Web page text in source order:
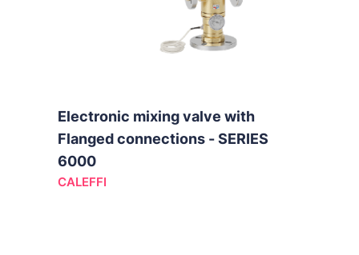
Electronic mixing valve with
Flanged connections - SERIES
6000
CALEFFI